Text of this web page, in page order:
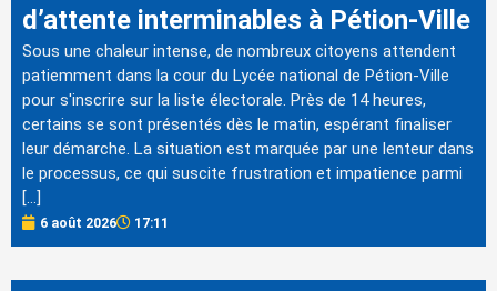
d’attente interminables à Pétion-Ville
Sous une chaleur intense, de nombreux citoyens attendent
patiemment dans la cour du Lycée national de Pétion-Ville
pour s'inscrire sur la liste électorale. Près de 14 heures,
certains se sont présentés dès le matin, espérant finaliser
leur démarche. La situation est marquée par une lenteur dans
le processus, ce qui suscite frustration et impatience parmi
[…]
6 août 2026 17:11